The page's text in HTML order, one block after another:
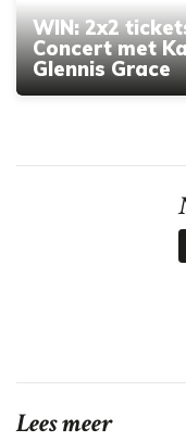
WIN: 2x2
Concert met
Glennis Grace
Lees meer